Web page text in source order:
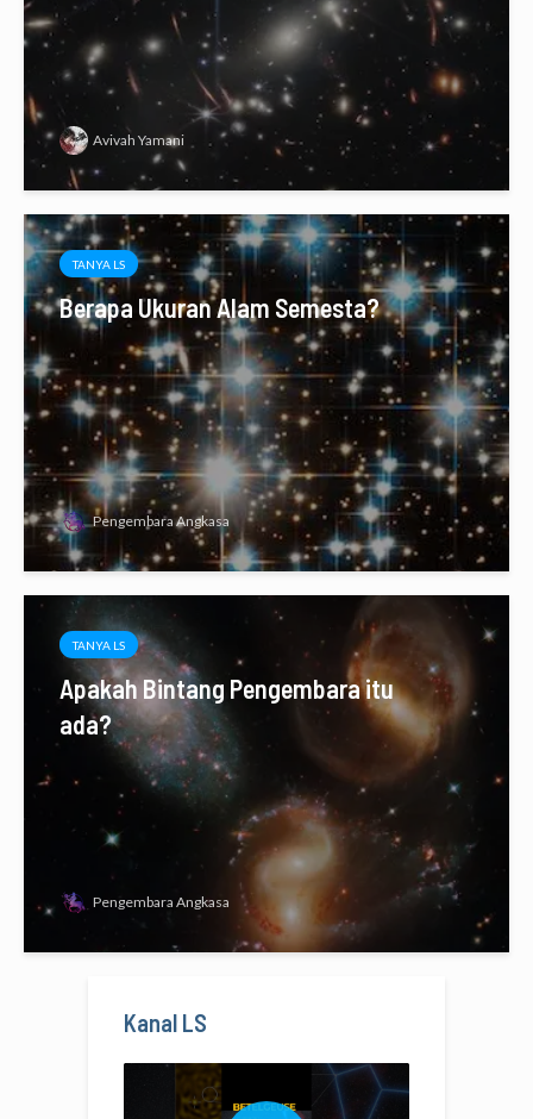
Avivah Yamani
TANYA LS
Berapa Ukuran Alam Semesta?
Pengembara Angkasa
TANYA LS
Apakah Bintang Pengembara itu
ada?
Pengembara Angkasa
Kanal LS